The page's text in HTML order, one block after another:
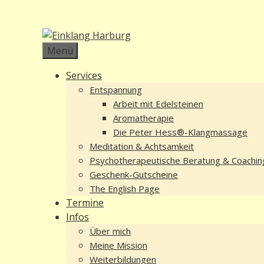
springen
Menü
Services
Entspannung
Arbeit mit Edelsteinen
Aromatherapie
Die Peter Hess®-Klangmassage
Meditation & Achtsamkeit
Psychotherapeutische Beratung &
Geschenk-Gutscheine
The English Page
Termine
Infos
Über mich
Meine Mission
Weiterbildungen